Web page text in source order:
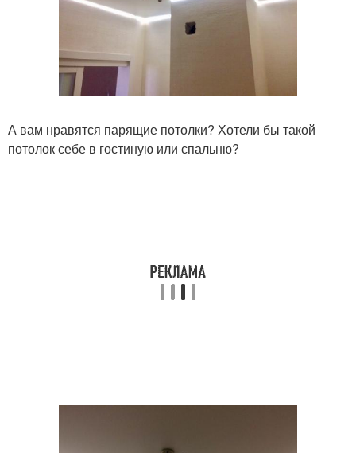
А вам нравятся парящие потолки? Хотели бы такой
потолок себе в гостиную или спальню?